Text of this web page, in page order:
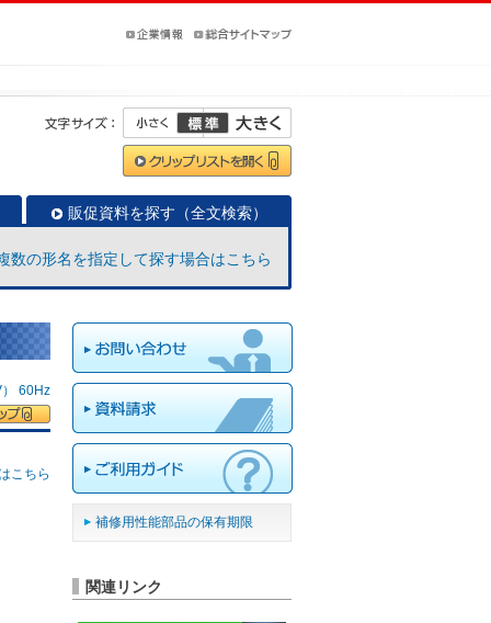
販促資料を探す（全文検索）
数の形名を指定して探す場合はこちら
60Hz
こちら
補修用性能部品の保有期限
関連リンク